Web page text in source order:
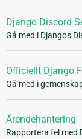
Django Discord
Gå med i Djangos
Officiellt Django
Gå med i
Ärendehantering
Rapportera fel med